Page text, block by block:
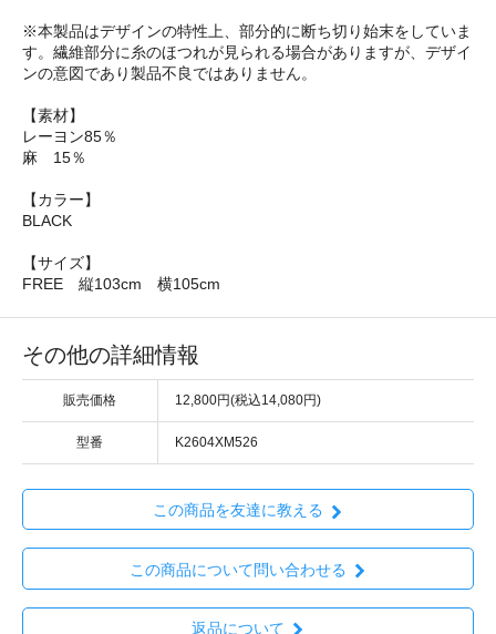
※本製品はデザインの特性上、部分的に断ち切り始末をしていま
す。繊維部分に糸のほつれが見られる場合がありますが、デザイ
ンの意図であり製品不良ではありません。
【素材】
レーヨン85％
麻 15％
【カラー】
BLACK
【サイズ】
FREE 縦103cm 横105cm
その他の詳細情報
販売価格 12,800円(税込14,080円)
型番 K2604XM526
この商品を友達に教える
この商品について問い合わせる
返品について